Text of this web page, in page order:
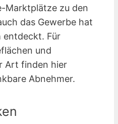
Marktplätze zu den
das Gewerbe hat
entdeckt. Für
und
Art finden hier
Abnehmer.